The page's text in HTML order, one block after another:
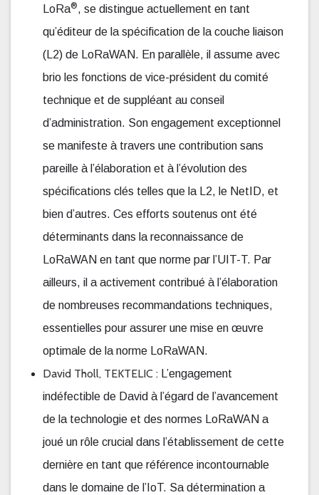
LoRa®, se distingue actuellement en tant
qu’éditeur de la spécification de la couche liaison
(L2) de LoRaWAN. En parallèle, il assume avec
brio les fonctions de vice-président du comité
technique et de suppléant au conseil
d’administration. Son engagement exceptionnel
se manifeste à travers une contribution sans
pareille à l’élaboration et à l’évolution des
spécifications clés telles que la L2, le NetID, et
bien d’autres. Ces efforts soutenus ont été
déterminants dans la reconnaissance de
LoRaWAN en tant que norme par l’UIT-T. Par
ailleurs, il a activement contribué à l’élaboration
de nombreuses recommandations techniques,
essentielles pour assurer une mise en œuvre
optimale de la norme LoRaWAN.
David Tholl, TEKTELIC : L’engagement
indéfectible de David à l’égard de l’avancement
de la technologie et des normes LoRaWAN a
joué un rôle crucial dans l’établissement de cette
dernière en tant que référence incontournable
dans le domaine de l’IoT. Sa détermination a